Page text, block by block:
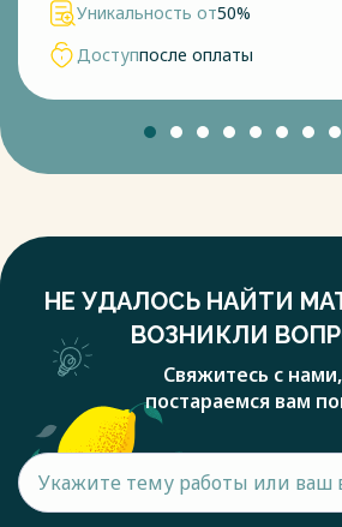
Уникальность от50%
Доступпосле оплаты
НЕ УДАЛОСЬ НАЙТИ
ВОЗНИКЛИ
Свяжитесь с
постараемся вам